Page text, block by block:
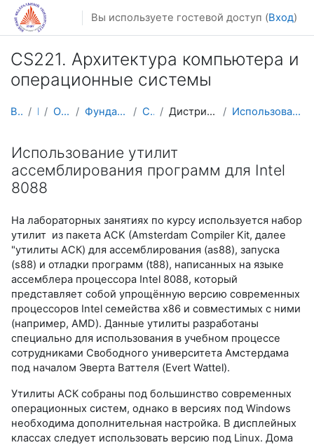
Перейти к основному содержанию
Вы используете гостевой доступ (Вход)
CS221. Архитектура компьютера и
операционные системы
В начало Курсы Осенний семестр Фундаментальная информатика и ИТ CS221 CA&OS Дистрибутивы и справочная информация Использование утилит ассемблирования программ для ...
Использование утилит
ассемблирования программ для Intel
8088
На лабораторных занятиях по курсу используется набор
утилит из пакета ACK (Amsterdam Compiler Kit, далее
"утилиты АСК) для ассемблирования (as88), запуска
(s88) и отладки программ (t88), написанных на языке
ассемблера процессора Intel 8088, который
представляет собой упрощённую версию современных
процессоров Intel семейства x86 и совместимых с ними
(например, AMD). Данные утилиты разработаны
специально для использования в учебном процессе
сотрудниками Свободного университета Амстердама
под началом Эверта Ваттеля (Evert Wattel).
Утилиты АСК собраны под большинство современных
операционных систем, однако в версиях под Windows
необходима дополнительная настройка. В дисплейных
классах следует использовать версию под Linux. Дома